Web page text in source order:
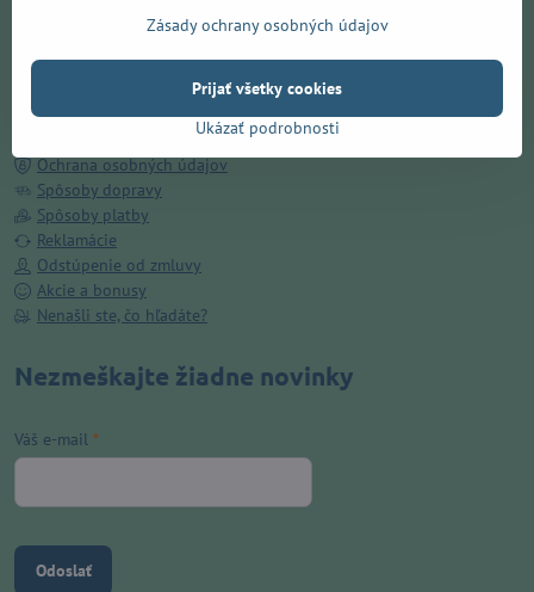
Všetko o nákupe
Doručenie ZADARMO v Prešove
Kamenná predajňa
Obchodné podmienky
Ochrana osobných údajov
Spôsoby dopravy
Spôsoby platby
Reklamácie
Odstúpenie od zmluvy
Akcie a bonusy
Nenašli ste, čo hľadáte?
Nezmeškajte žiadne novinky
Váš e-mail *
Odoslať
Zásady ochrany osobných údajov
Ukázať podrobnosti
Prijať všetky cookies